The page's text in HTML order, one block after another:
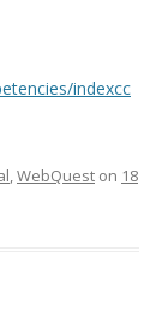
indexcc
,WebQuest on 18